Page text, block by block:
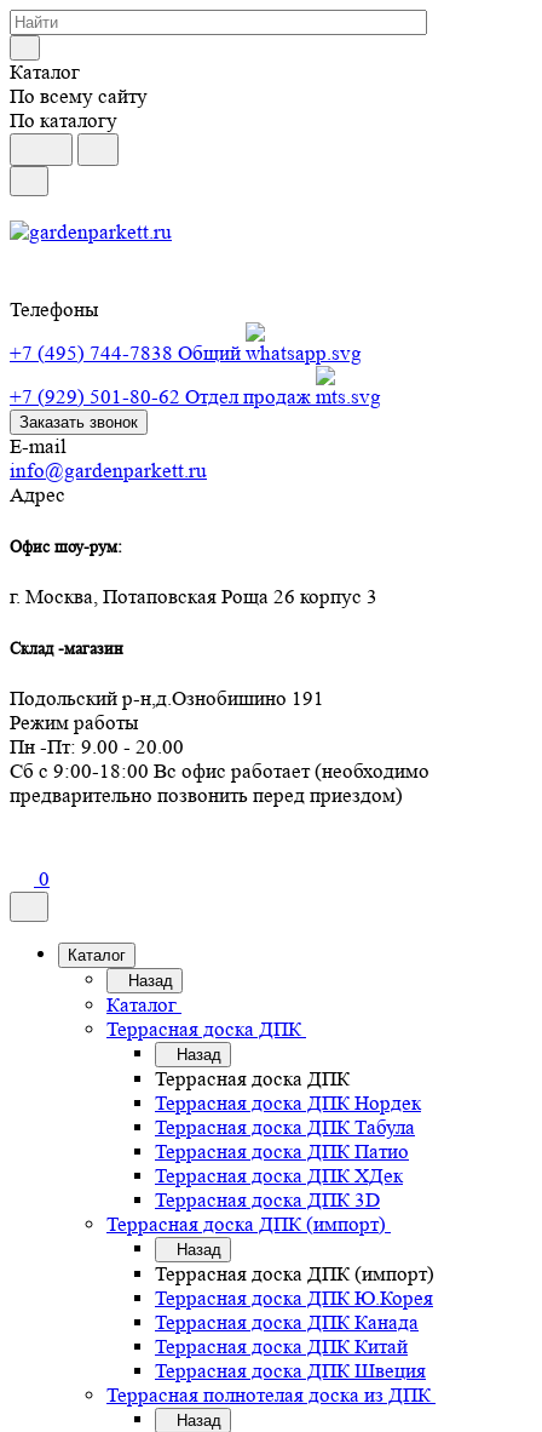
Каталог
По всему сайту
По каталогу
Телефоны
+7 (495) 744-7838 Общий
+7 (929) 501-80-62 Отдел продаж
Заказать звонок
E-mail
info@gardenparkett.ru
Адрес
Офис шоу-рум:
г. Москва, Потаповская Роща 26 корпус 3
Склад -магазин
Подольский р-н,д.Ознобишино 191
Режим работы
Пн -Пт: 9.00 - 20.00
Сб с 9:00-18:00 Вс офис работает (необходимо
предварительно позвонить перед приездом)
0
Каталог
Назад
Каталог
Террасная доска ДПК
Назад
Террасная доска ДПК
Террасная доска ДПК Нордек
Террасная доска ДПК Табула
Террасная доска ДПК Патио
Террасная доска ДПК ХДек
Террасная доска ДПК 3D
Террасная доска ДПК (импорт)
Назад
Террасная доска ДПК (импорт)
Террасная доска ДПК Ю.Корея
Террасная доска ДПК Канада
Террасная доска ДПК Китай
Террасная доска ДПК Швеция
Террасная полнотелая доска из ДПК
Назад